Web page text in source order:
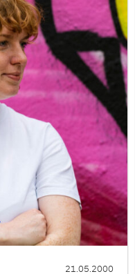
21.05.2000